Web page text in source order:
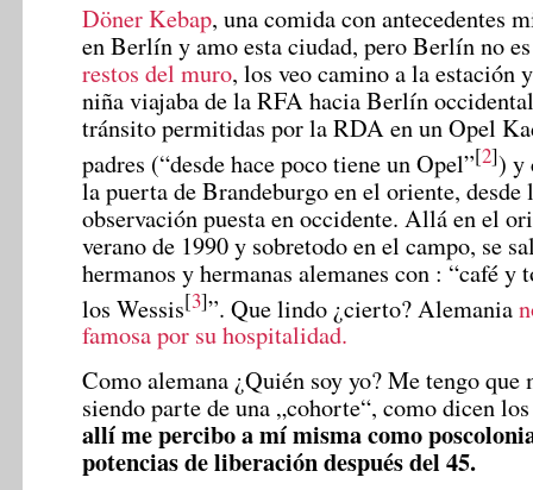
Döner Kebap, una comida con antecedentes
en Berlín y amo esta ciudad, pero Berlín no
restos del muro, los veo camino a la estación
niña viajaba de la RFA hacia Berlín
tránsito permitidas por la RDA en un Opel
padres (“desde hace poco tiene un Opel”[2]) y
la puerta de Brandeburgo en el oriente, desde
observación puesta en occidente. Allá en el
verano de 1990 y sobretodo en el campo, se
hermanos y hermanas alemanes con : “café y
los Wessis[3]”. Que lindo ¿cierto? Alemania
famosa por su hospitalidad.
Como alemana ¿Quién soy yo? Me tengo que
siendo parte de una „cohorte“, como dicen
allí me percibo a mí misma como
potencias de liberación después del 45.